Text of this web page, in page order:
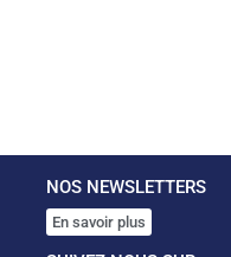
NOS NEWSLETTERS
En savoir plus